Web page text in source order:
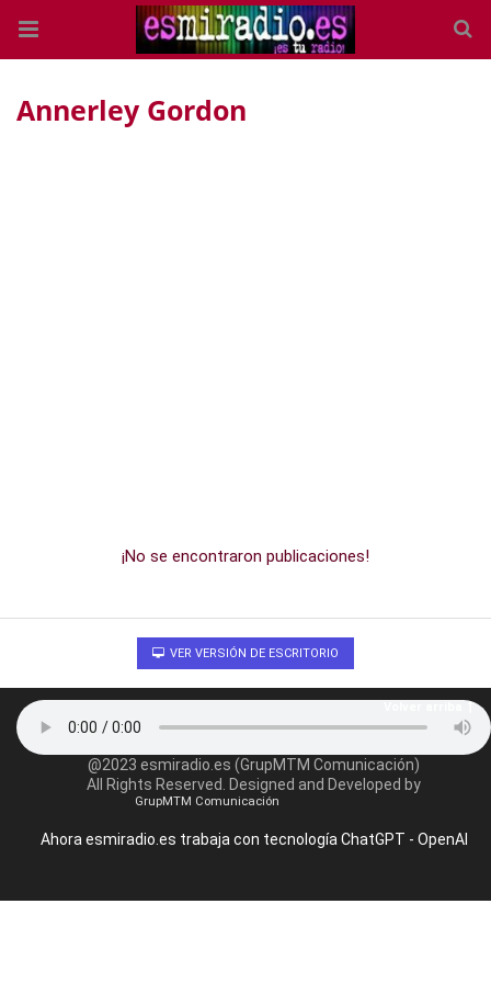
Annerley Gordon
¡No se encontraron publicaciones!
VER VERSIÓN DE ESCRITORIO
@2023 esmiradio.es (GrupMTM Comunicación)
All Rights Reserved. Designed and Developed by
GrupMTM Comunicación
Ahora esmiradio.es trabaja con tecnología ChatGPT - OpenAI